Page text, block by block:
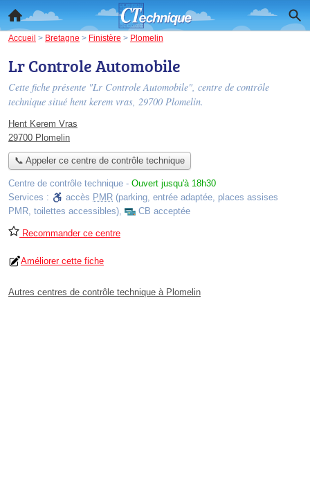
Accueil > Bretagne > Finistère > Plomelin
Lr Controle Automobile
Cette fiche présente "Lr Controle Automobile", centre de contrôle
technique situé hent kerem vras, 29700 Plomelin.
Hent Kerem Vras
29700 Plomelin
📞 Appeler ce centre de contrôle technique
Centre de contrôle technique - Ouvert jusqu'à 18h30
Services :
accès PMR (parking, entrée adaptée, places assises
PMR, toilettes accessibles), CB acceptée
Recommander ce centre
Améliorer cette fiche
Autres centres de contrôle technique à Plomelin